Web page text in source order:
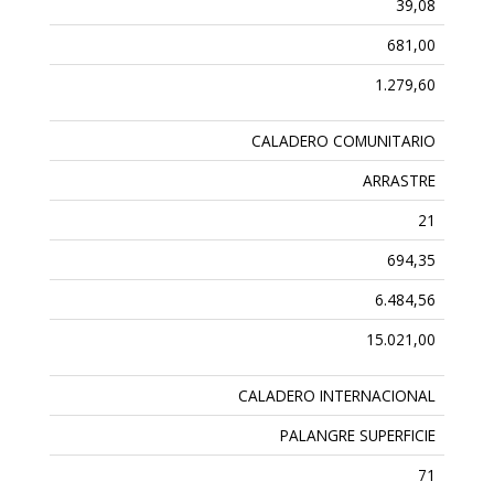
39,08
681,00
1.279,60
CALADERO COMUNITARIO
ARRASTRE
21
694,35
6.484,56
15.021,00
CALADERO INTERNACIONAL
PALANGRE SUPERFICIE
71